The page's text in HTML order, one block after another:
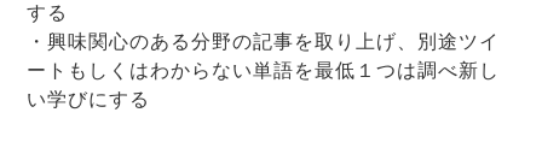
する
・興味関心のある分野の記事を取り上げ、別途ツイ
ートもしくはわからない単語を最低１つは調べ新し
い学びにする